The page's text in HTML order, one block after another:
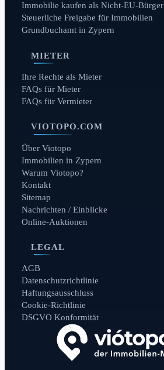
Immobilie kaufen als Nicht-EU-Bürger
Steuerliche Freigabe für Immobilien
Grundbuchamt in Zypern
MIETER
Ihre Rechte als Mieter
FAQs für Mieter
FAQs für Vermieter
VIOTOPO.COM
Über Viotopo
Immobilien in Zypern
Warum Viotopo?
Kontakt
Sitemap
Nachrichten / Einblicke
Online-Auktionen
LEGAL
AGB
Datenschutzrichtlinie
Haftungsausschluss
Cookie-Richtlinie
DSGVO Konformität